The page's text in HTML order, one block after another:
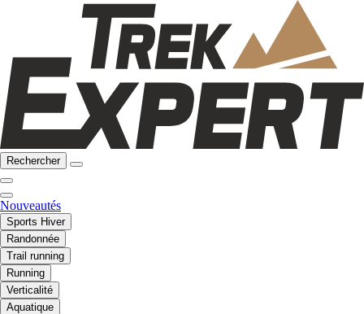
Rechercher
Nouveautés
Sports Hiver
Randonnée
Trail running
Running
Verticalité
Aquatique